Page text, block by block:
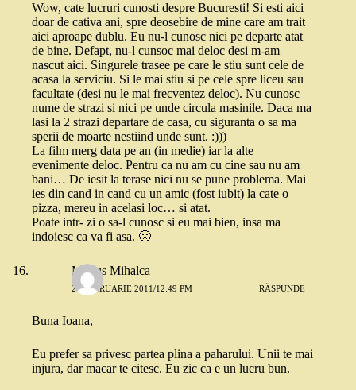
Wow, cate lucruri cunosti despre Bucuresti! Si esti aici
doar de cativa ani, spre deosebire de mine care am trait
aici aproape dublu. Eu nu-l cunosc nici pe departe atat
de bine. Defapt, nu-l cunsoc mai deloc desi m-am
nascut aici. Singurele trasee pe care le stiu sunt cele de
acasa la serviciu. Si le mai stiu si pe cele spre liceu sau
facultate (desi nu le mai frecventez deloc). Nu cunosc
nume de strazi si nici pe unde circula masinile. Daca ma
lasi la 2 strazi departare de casa, cu siguranta o sa ma
sperii de moarte nestiind unde sunt. :)))
La film merg data pe an (in medie) iar la alte
evenimente deloc. Pentru ca nu am cu cine sau nu am
bani… De iesit la terase nici nu se pune problema. Mai
ies din cand in cand cu un amic (fost iubit) la cate o
pizza, mereu in acelasi loc… si atat.
Poate intr- zi o sa-l cunosc si eu mai bien, insa ma
indoiesc ca va fi asa. 🙁
Marius Mihalca
27 FEBRUARIE 2011/12:49 PM RĂSPUNDE
Buna Ioana,
Eu prefer sa privesc partea plina a paharului. Unii te mai
injura, dar macar te citesc. Eu zic ca e un lucru bun.